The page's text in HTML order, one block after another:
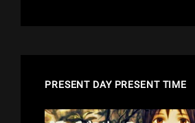
PRESENT DAY PRESENT TIME